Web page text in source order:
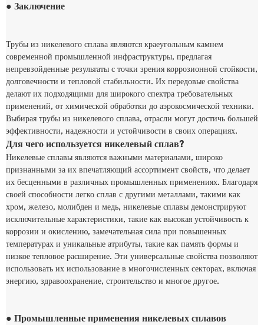
● Заключение
Трубы из никелевого сплава являются краеугольным камнем
современной промышленной инфраструктуры, предлагая
непревзойденные результаты с точки зрения коррозионной стойкости,
долговечности и тепловой стабильности. Их передовые свойства
делают их подходящими для широкого спектра требовательных
применений, от химической обработки до аэрокосмической техники.
Выбирая трубы из никелевого сплава, отрасли могут достичь большей
эффективности, надежности и устойчивости в своих операциях.
Для чего используется никелевый сплав?
Никелевые сплавы являются важными материалами, широко
признанными за их впечатляющий ассортимент свойств, что делает
их бесценными в различных промышленных применениях. Благодаря
своей способности легко сплав с другими металлами, такими как
хром, железо, молибден и медь, никелевые сплавы демонстрируют
исключительные характеристики, такие как высокая устойчивость к
коррозии и окислению, замечательная сила при повышенных
температурах и уникальные атрибуты, такие как память формы и
низкое тепловое расширение. Эти универсальные свойства позволяют
использовать их использование в многочисленных секторах, включая
энергию, здравоохранение, строительство и многое другое.
● Промышленные применения никелевых сплавов